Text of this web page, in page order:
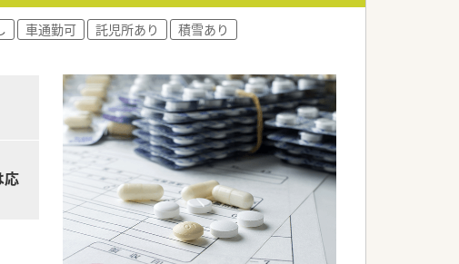
車通勤可 託児所あり
積雪あり
応